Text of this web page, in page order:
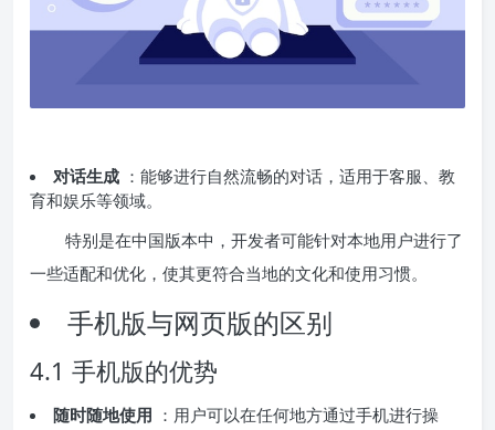
对话生成 ：能够进行自然流畅的对话，适用于客服、教
育和娱乐等领域。
特别是在中国版本中，开发者可能针对本地用户进行了
一些适配和优化，使其更符合当地的文化和使用习惯。
手机版与网页版的区别
4.1 手机版的优势
随时随地使用 ：用户可以在任何地方通过手机进行操